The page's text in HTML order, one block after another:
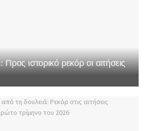
Προς ιστορικό ρεκόρ οι αιτήσεις